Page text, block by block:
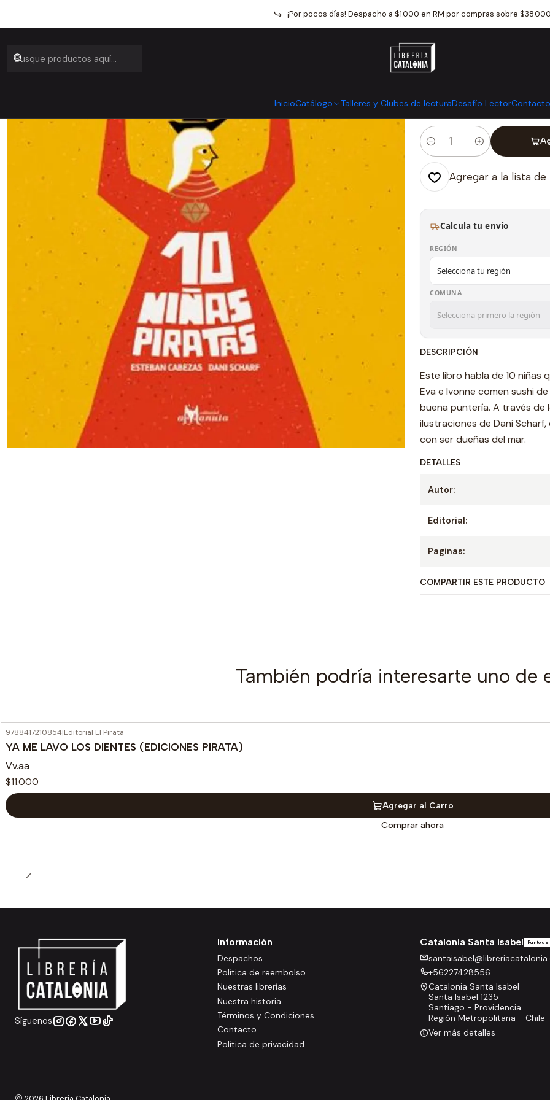
InicioCatálogo Talleres y Clubes de lecturaDesafío LectorContacto
¡Por pocos días! Despacho a $1.000 en RM por compras sobre $38.000
Catálogo Libros infantiles y juveniles Literatura Infantil 10 Niñas
|
10 Niñas Piratas
Mostrar stock de
Cantidad
Agregar a la lista
Calcula tu envío
REGIÓN
COMUNA
DESCRIPCIÓN
Este libro habla de 10
Eva e Ivonne comen sushi
buena puntería. A través de
ilustraciones de Dani
con ser dueñas del mar.
DETALLES
Autor:
Editorial:
Paginas:
COMPARTIR ESTE PRODUCTO
También podría interesarte uno de
9788417210854|Editorial El Pirata
YA ME LAVO LOS DIENTES (EDICIONES PIRATA)
Vv.aa
$11.000
Agregar al Carro
Comprar ahora
Síguenos
Información
Despachos
Política de reembolso
Nuestras librerías
Nuestra historia
Términos y Condiciones
Contacto
Política de privacidad
Catalonia Santa Isabel Punto
+56227428556
Catalonia Santa Isabel
Santa Isabel 1235
Santiago - Providencia
Región Metropolitana - Chile
Ver más detalles